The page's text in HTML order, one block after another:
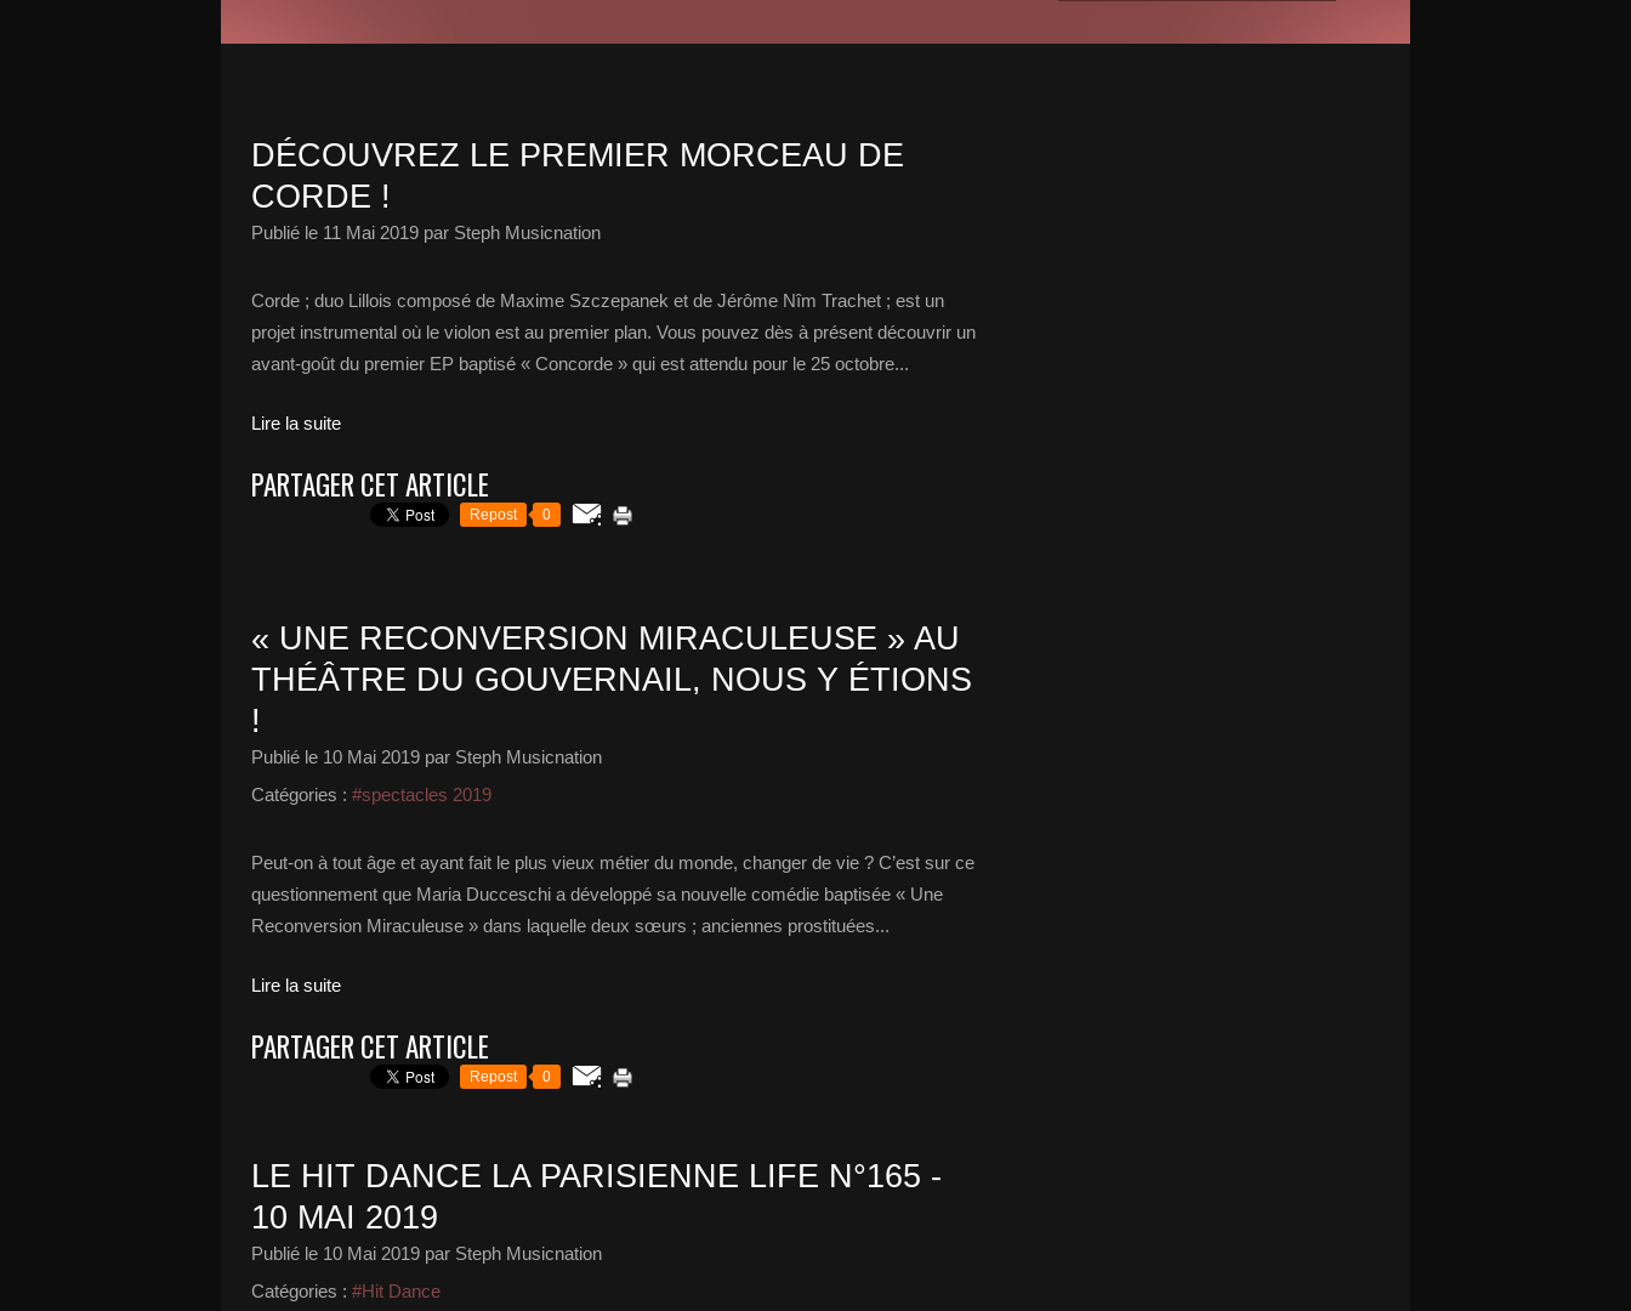
DÉCOUVREZ LE PREMIER MORCEAU DE
CORDE !
Publié le 11 Mai 2019 par Steph Musicnation
Corde ; duo Lillois composé de Maxime Szczepanek et de Jérôme Nîm Trachet ; est un
projet instrumental où le violon est au premier plan. Vous pouvez dès à présent découvrir un
avant-goût du premier EP baptisé « Concorde » qui est attendu pour le 25 octobre...
Lire la suite
PARTAGER CET ARTICLE
Repost 0
« UNE RECONVERSION MIRACULEUSE » AU
THÉÂTRE DU GOUVERNAIL, NOUS Y ÉTIONS
!
Publié le 10 Mai 2019 par Steph Musicnation
Catégories : #spectacles 2019
Peut-on à tout âge et ayant fait le plus vieux métier du monde, changer de vie ? C’est sur ce
questionnement que Maria Ducceschi a développé sa nouvelle comédie baptisée « Une
Reconversion Miraculeuse » dans laquelle deux sœurs ; anciennes prostituées...
Lire la suite
PARTAGER CET ARTICLE
Repost 0
LE HIT DANCE LA PARISIENNE LIFE N°165 -
10 MAI 2019
Publié le 10 Mai 2019 par Steph Musicnation
Catégories : #Hit Dance